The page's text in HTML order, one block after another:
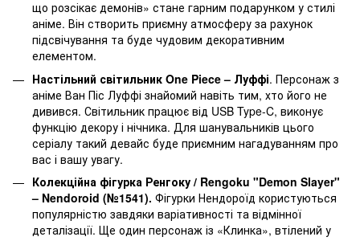
що розсікає демонів» стане гарним подарунком у стилі
аніме. Він створить приємну атмосферу за рахунок
підсвічування та буде чудовим декоративним
елементом.
Настільний світильник One Piece – Луффі. Персонаж з
аніме Ван Піс Луффі знайомий навіть тим, хто його не
дивився. Світильник працює від USB Type-C, виконує
функцію декору і нічника. Для шанувальників цього
серіалу такий девайс буде приємним нагадуванням про
вас і вашу увагу.
Колекційна фігурка Ренгоку / Rengoku "Demon Slayer"
– Nendoroid (№1541). Фігурки Нендороїд користуються
популярністю завдяки варіативності та відмінної
деталізації. Ще один персонаж із «Клинка», втілений у